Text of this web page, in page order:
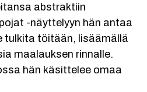
abstraktiin
-näyttelyyn hän antaa
tulkita töitään, lisäämällä
maalauksen rinnalle.
hän käsittelee omaa